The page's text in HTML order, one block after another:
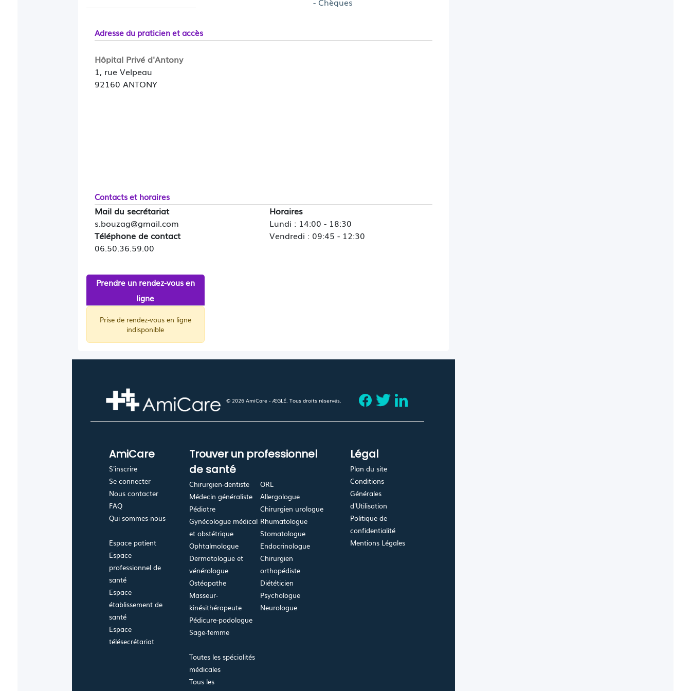
Adresse du praticien et accès
Hôpital Privé d'Antony
1, rue Velpeau
92160 ANTONY
Contacts et horaires
Mail du secrétariat
s.bouzag@gmail.com
Téléphone de contact
06.50.36.59.00
Horaires
Lundi : 14:00 - 18:30
Vendredi : 09:45 - 12:30
Prendre un rendez-vous en
ligne
Prise de rendez-vous en ligne
indisponible
© 2026 AmiCare - ÆGLÉ. Tous droits réservés.
AmiCare
S'inscrire
Se connecter
Nous contacter
FAQ
Qui sommes-nous
Espace patient
Espace
professionnel de
santé
Espace
établissement de
santé
Espace
télésecrétariat
Trouver un professionnel
de santé
Chirurgien-dentiste
Médecin généraliste
Pédiatre
Gynécologue médical
et obstétrique
Ophtalmologue
Dermatologue et
vénérologue
Ostéopathe
Masseur-
kinésithérapeute
Pédicure-podologue
Sage-femme
Toutes les spécialités
médicales
Tous les
ORL
Allergologue
Chirurgien urologue
Rhumatologue
Stomatologue
Endocrinologue
Chirurgien
orthopédiste
Diététicien
Psychologue
Neurologue
Légal
Plan du site
Conditions
Générales
d'Utilisation
Politique de
confidentialité
Mentions Légales